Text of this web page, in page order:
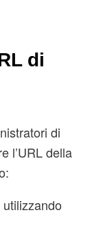
di
di
l’URL della